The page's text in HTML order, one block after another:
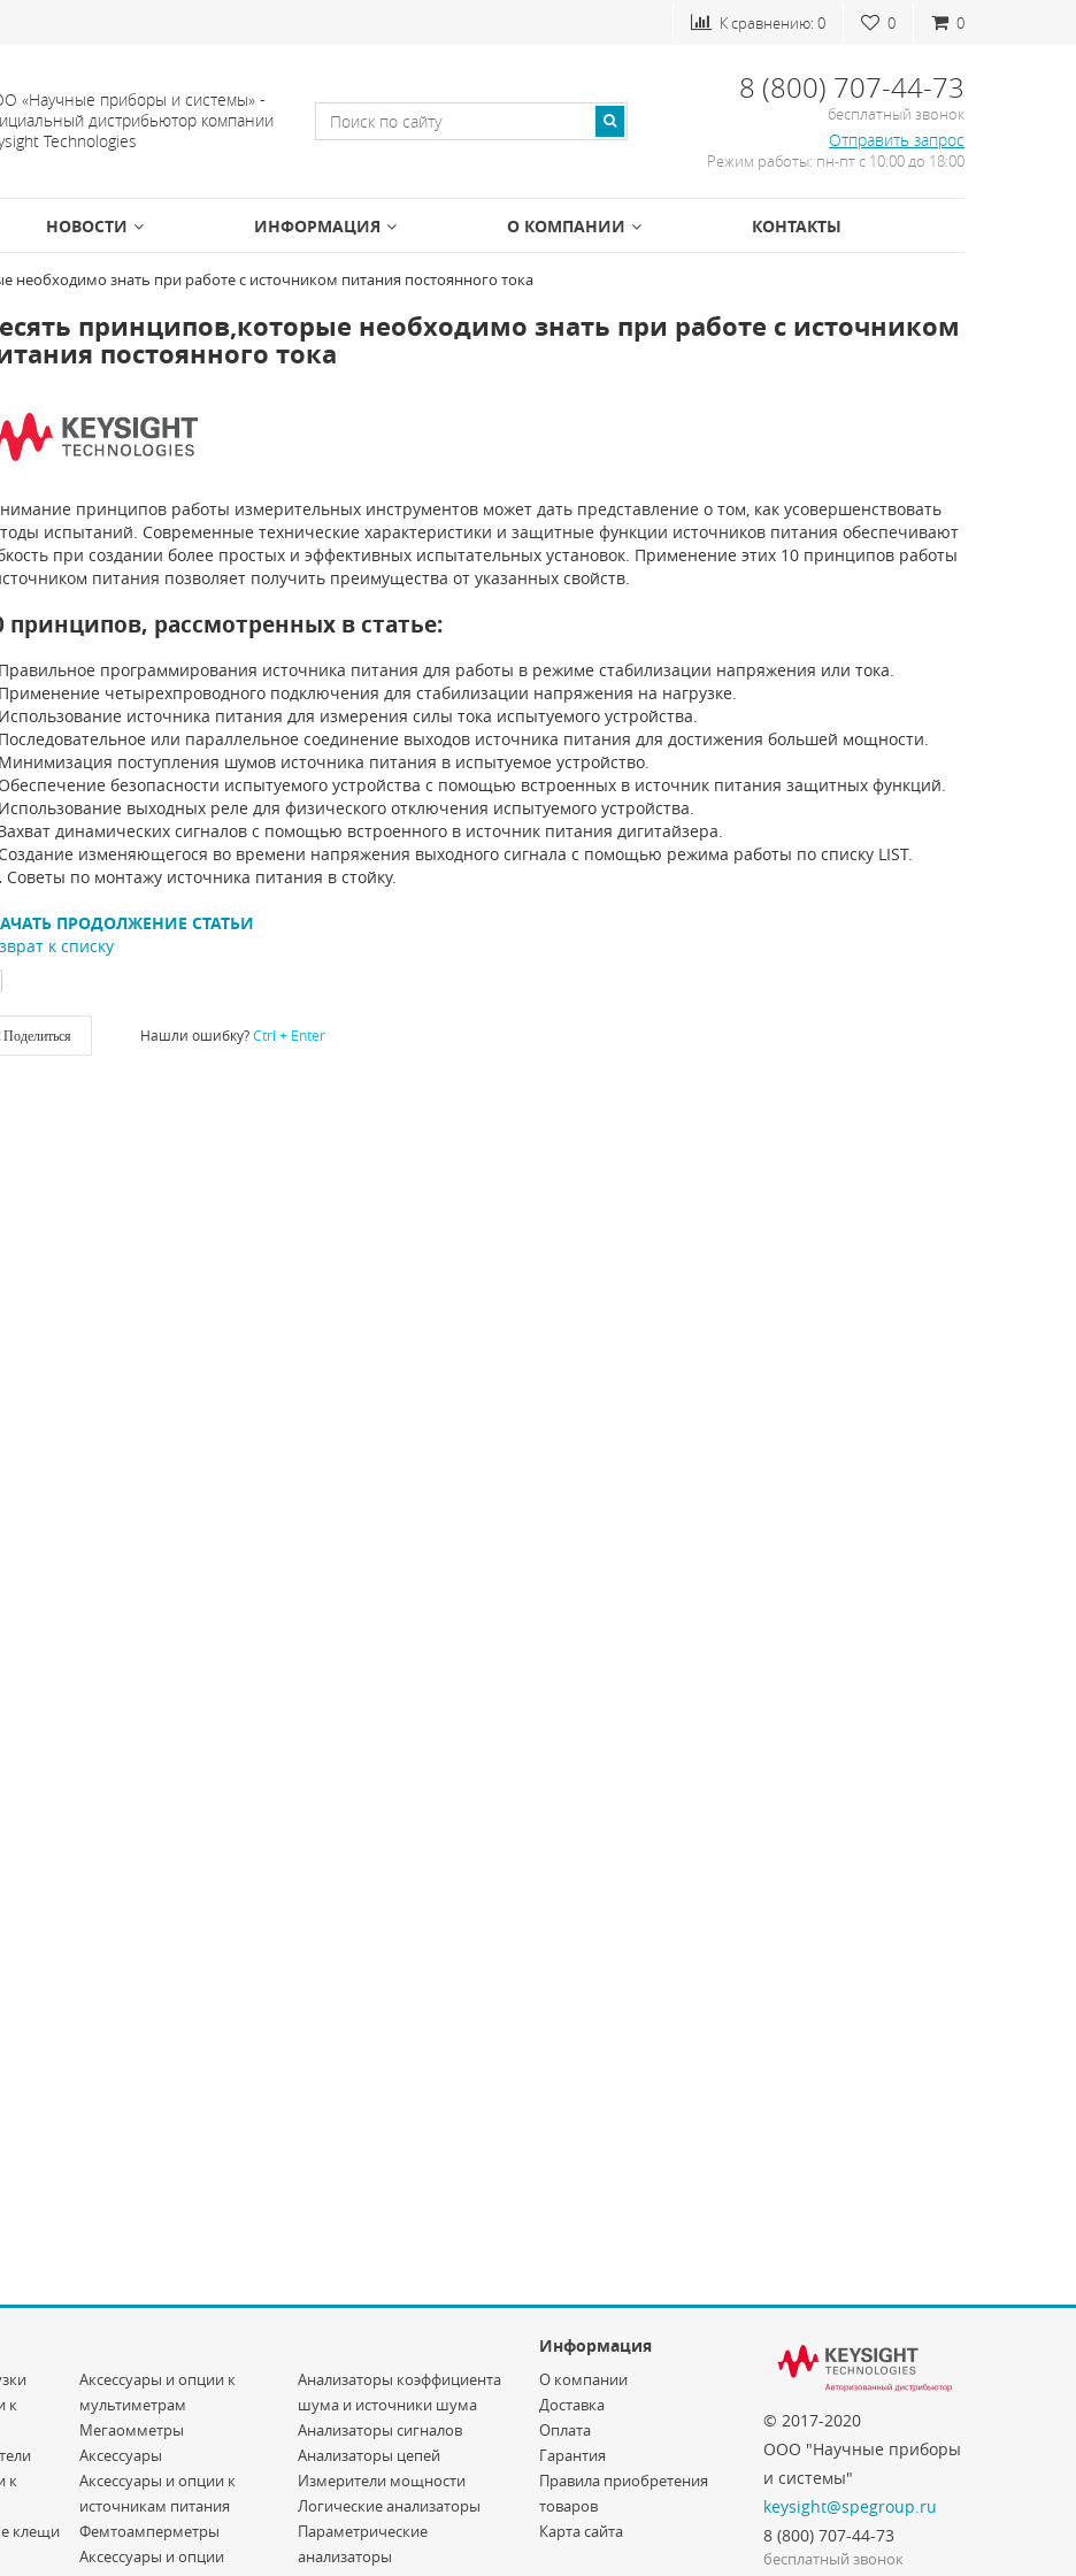
0
0
К сравнению: 0
«Научные приборы и системы» -
дистрибьютор компании
Technologies
8 (800) 707-44-73
бесплатный звонок
Отправить запрос
Режим работы: пн-пт с 10:00 до 18:00
НОВОСТИ ИНФОРМАЦИЯ О КОМПАНИИ КОНТАКТЫ
необходимо знать при работе с источником питания постоянного тока
принципов,которые необходимо знать при работе с источником
постоянного тока
принципов работы измерительных инструментов может дать представление о том, как усовершенствовать
испытаний. Современные технические характеристики и защитные функции источников питания обеспечивают
при создании более простых и эффективных испытательных установок. Применение этих 10 принципов работы
питания позволяет получить преимущества от указанных свойств.
принципов, рассмотренных в статье:
Правильное программирования источника питания для работы в режиме стабилизации напряжения или тока.
Применение четырехпроводного подключения для стабилизации напряжения на нагрузке.
Использование источника питания для измерения силы тока испытуемого устройства.
Последовательное или параллельное соединение выходов источника питания для достижения большей мощности.
Минимизация поступления шумов источника питания в испытуемое устройство.
Обеспечение безопасности испытуемого устройства с помощью встроенных в источник питания защитных функций.
Использование выходных реле для физического отключения испытуемого устройства.
динамических сигналов с помощью встроенного в источник питания дигитайзера.
Создание изменяющегося во времени напряжения выходного сигнала с помощью режима работы по списку LIST.
Советы по монтажу источника питания в стойку.
ПРОДОЛЖЕНИЕ СТАТЬИ
к списку
Поделиться Нашли ошибку?Ctrl + Enter
Информация
© 2017-2020
ООО "Научные приборы
и системы"
keysight@spegroup.ru
8 (800) 707-44-73
бесплатный звонок
к
к
клещи
Аксессуары и опции к
мультиметрам
Мегаомметры
Аксессуары
Аксессуары и опции к
источникам питания
Фемтоамперметры
Аксессуары и опции
Анализаторы коэффициента
шума и источники шума
Анализаторы сигналов
Анализаторы цепей
Измерители мощности
Логические анализаторы
Параметрические
анализаторы
О компании
Доставка
Оплата
Гарантия
Правила приобретения
товаров
Карта сайта